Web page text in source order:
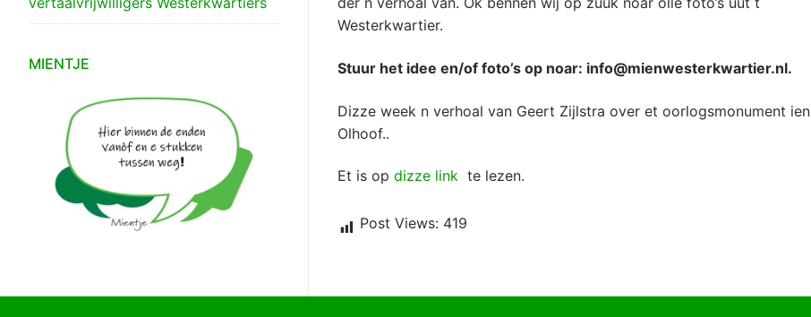
Westerkwartier.
Stuur het idee en/of foto’s op noar: info@mienwesterkwartier.nl.
Dizze week n verhoal van Geert Zijlstra over et oorlogsmonument ien
Olhoof..
Et is op dizze link te lezen.
Post Views: 419
MIENTJE